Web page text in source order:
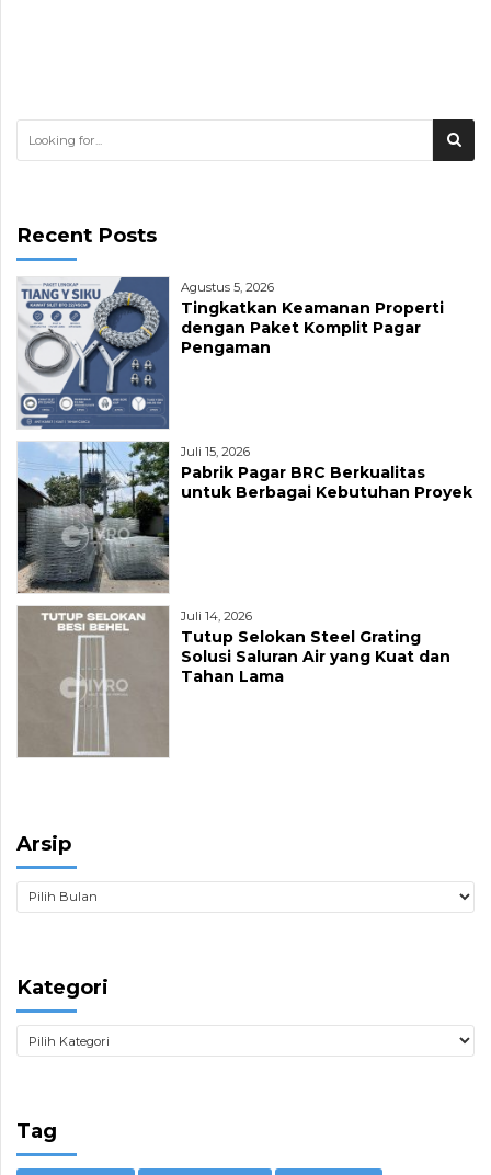
Recent Posts
Agustus 5, 2026
Tingkatkan Keamanan Properti
dengan Paket Komplit Pagar
Pengaman
Juli 15, 2026
Pabrik Pagar BRC Berkualitas
untuk Berbagai Kebutuhan Proyek
Juli 14, 2026
Tutup Selokan Steel Grating
Solusi Saluran Air yang Kuat dan
Tahan Lama
Arsip
Kategori
Tag